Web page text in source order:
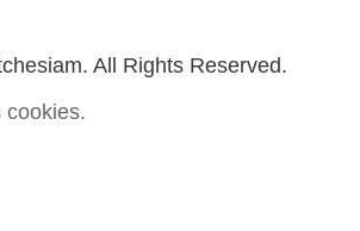
All Rights Reserved.
cookies.